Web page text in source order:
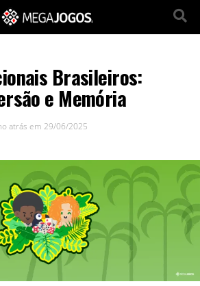
Brasileiros:
e Memória
atrás em 29/06/2025